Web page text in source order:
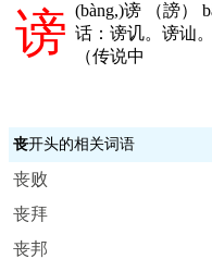
谤 (bàng,)谤 （謗）
话：谤讥。谤讪
（传说中
丧开头的相关词语
丧败
丧拜
丧邦